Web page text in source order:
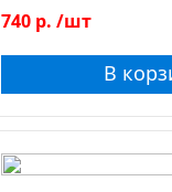
740 р. /шт
В